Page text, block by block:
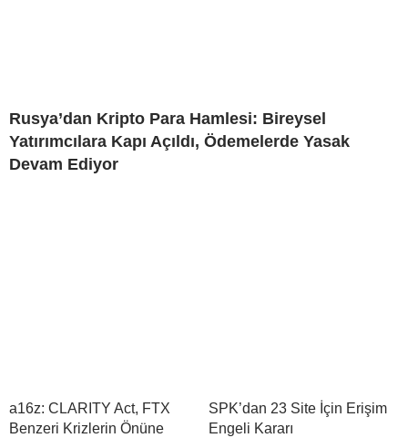
Rusya’dan Kripto Para Hamlesi: Bireysel
Yatırımcılara Kapı Açıldı, Ödemelerde Yasak
Devam Ediyor
a16z: CLARITY Act, FTX
Benzeri Krizlerin Önüne
SPK’dan 23 Site İçin Erişim
Engeli Kararı